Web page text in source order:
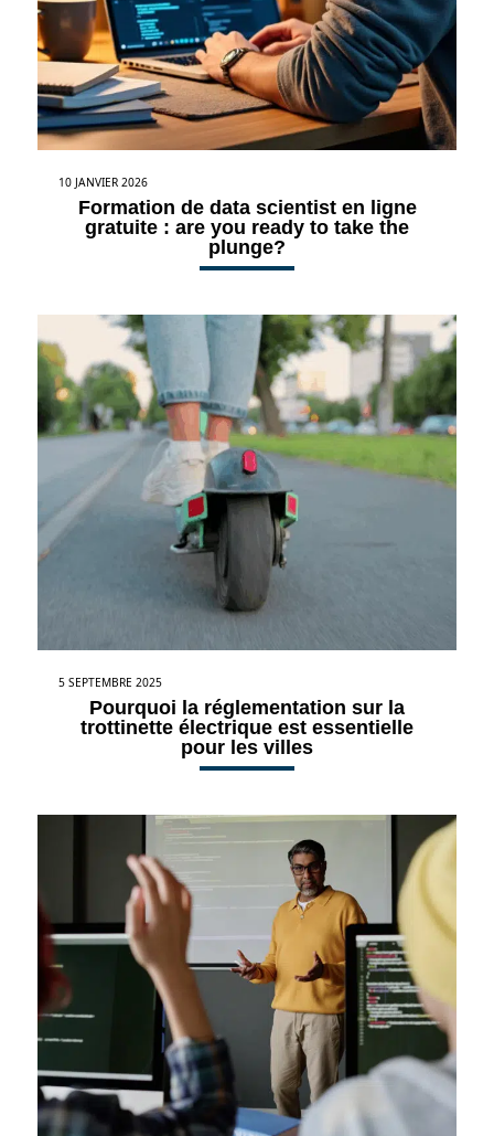
10 JANVIER 2026
Formation de data scientist en ligne
gratuite : are you ready to take the
plunge?
5 SEPTEMBRE 2025
Pourquoi la réglementation sur la
trottinette électrique est essentielle
pour les villes